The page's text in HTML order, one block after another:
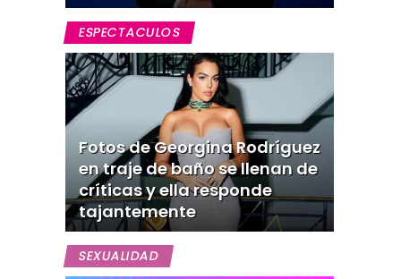
ESPECTACULOS
Fotos de Georgina Rodríguez
en traje de baño se llenan de
críticas y ella responde
tajantemente
SEXUALIDAD